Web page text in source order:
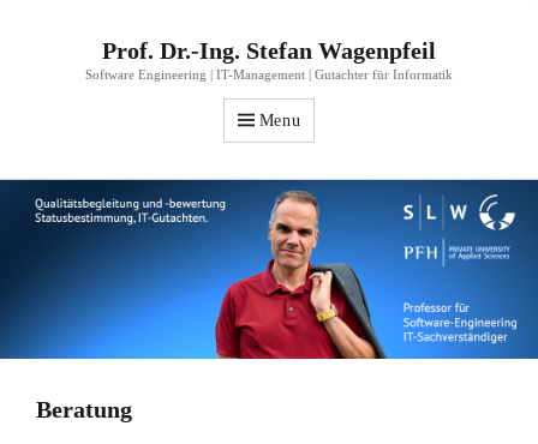
Prof. Dr.-Ing. Stefan Wagenpfeil
Software Engineering | IT-Management | Gutachter für Informatik
Menu
Beratung